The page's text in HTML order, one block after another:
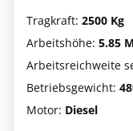
Tragkraft: 2500 Kg
Arbeitshöhe: 5.85
Arbeitsreichweite
Betriebsgewicht:
Motor: Diesel